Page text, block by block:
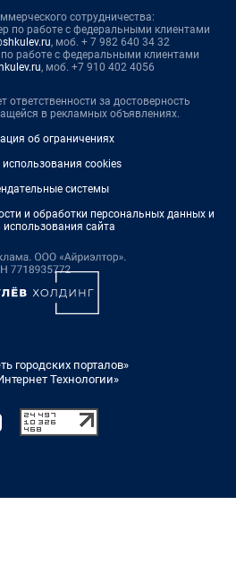
сотрудничества:
по работе с федеральными клиентами
, моб. + 7 982 640 34 32
работе с федеральными клиентами
, моб. +7 910 402 4056
ответственности за достоверность
в рекламных объявлениях.
об ограничениях
использования cookies
системы
и обработки персональных данных и
использования сайта
городских порталов»
Технологии»